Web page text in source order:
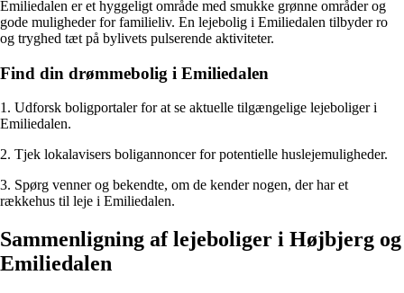
Emiliedalen er et hyggeligt område med smukke grønne områder og
gode muligheder for familieliv. En lejebolig i Emiliedalen tilbyder ro
og tryghed tæt på bylivets pulserende aktiviteter.
Find din drømmebolig i Emiliedalen
1. Udforsk boligportaler for at se aktuelle tilgængelige lejeboliger i
Emiliedalen.
2. Tjek lokalavisers boligannoncer for potentielle huslejemuligheder.
3. Spørg venner og bekendte, om de kender nogen, der har et
rækkehus til leje i Emiliedalen.
Sammenligning af lejeboliger i Højbjerg og
Emiliedalen